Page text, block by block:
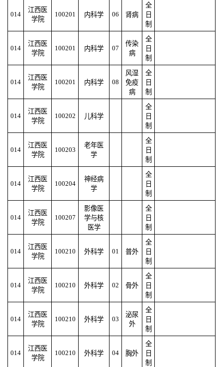
014
江西医
学院
100201 内科学 06 肾病
全
日
制
014
江西医
学院
100201 内科学 07
传染
病
全
日
制
014
江西医
学院
100201 内科学 08
风湿
免疫
病
全
日
制
014
江西医
学院
100202 儿科学
全
日
制
014
江西医
学院
100203
老年医
学
全
日
制
014
江西医
学院
100204
神经病
学
全
日
制
014
江西医
学院
100207
影像医
学与核
医学
全
日
制
014
江西医
学院
100210 外科学 01 普外
全
日
制
014
江西医
学院
100210 外科学 02 骨外
全
日
制
014
江西医
学院
100210 外科学 03
泌尿
外
全
日
制
014
江西医
学院
100210 外科学 04 胸外
全
日
制